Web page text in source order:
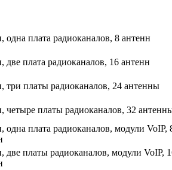
одна плата радиоканалов, 8 антенн
две плата радиоканалов, 16 антенн
три платы радиоканалов, 24 антенны
четыре платы радиоканалов, 32
одна плата радиоканалов, модули VoIP,
две платы радиоканалов, модули VoIP,